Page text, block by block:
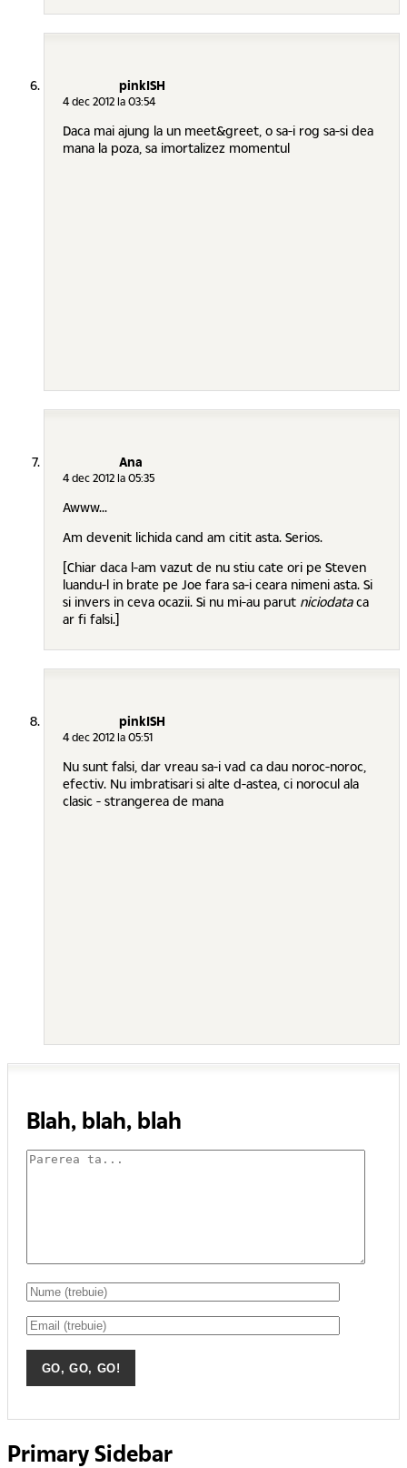
pinkISH
4 dec 2012 la 03:54
Daca mai ajung la un meet&greet, o sa-i rog sa-si dea
mana la poza, sa imortalizez momentul
Ana
4 dec 2012 la 05:35
Awww...
Am devenit lichida cand am citit asta. Serios.
[Chiar daca l-am vazut de nu stiu cate ori pe Steven
luandu-l in brate pe Joe fara sa-i ceara nimeni asta. Si
si invers in ceva ocazii. Si nu mi-au parut niciodataca
ar fi falsi.]
pinkISH
4 dec 2012 la 05:51
Nu sunt falsi, dar vreau sa-i vad ca dau noroc-noroc,
efectiv. Nu imbratisari si alte d-astea, ci norocul ala
clasic - strangerea de mana
Blah, blah, blah
Primary Sidebar